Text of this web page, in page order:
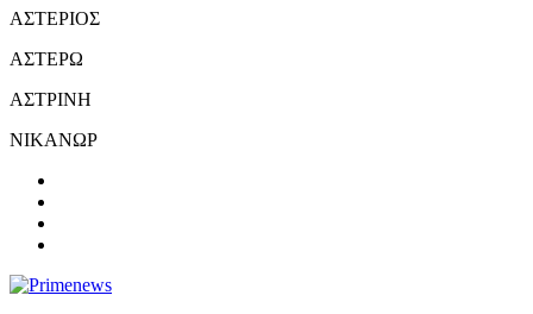
ΑΣΤΕΡΙΟΣ
ΑΣΤΕΡΩ
ΑΣΤΡΙΝΗ
ΝΙΚΑΝΩΡ